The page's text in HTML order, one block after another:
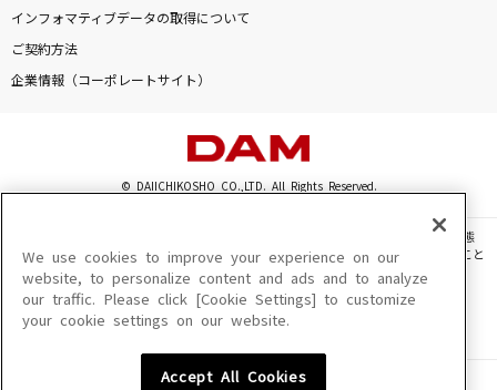
インフォマティブデータの取得について
ご契約方法
企業情報（コーポレートサイト）
© DAIICHIKOSHO CO.,LTD. All Rights Reserved.
このサイトに掲載されている一切の文章・画像・写真・動画・音声等を、手段や形態
を問わず、著作権法の定める範囲を超えて無断で複製、転載、ファイル化などすること
を禁じます。
楽曲及びコンテンツは、機種によりご利用いただけない場合があります。
楽曲及びコンテンツの配信日、配信内容が変更になる場合があります。
We use cookies to improve your experience on our
website, to personalize content and ads and to analyze
our traffic. Please click [Cookie Settings] to customize
your cookie settings on our website.
Accept All Cookies